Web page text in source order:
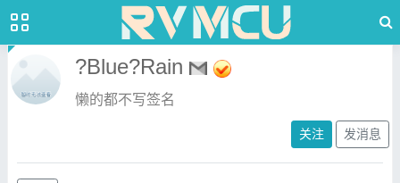
?Blue?Rain
懒的都不写签名
关注 发消息